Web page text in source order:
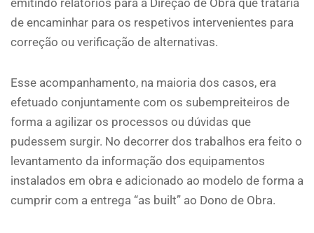
emitindo relatórios para a Direção de Obra que trataria
de encaminhar para os respetivos intervenientes para
correção ou verificação de alternativas.
Esse acompanhamento, na maioria dos casos, era
efetuado conjuntamente com os subempreiteiros de
forma a agilizar os processos ou dúvidas que
pudessem surgir. No decorrer dos trabalhos era feito o
levantamento da informação dos equipamentos
instalados em obra e adicionado ao modelo de forma a
cumprir com a entrega “as built” ao Dono de Obra.